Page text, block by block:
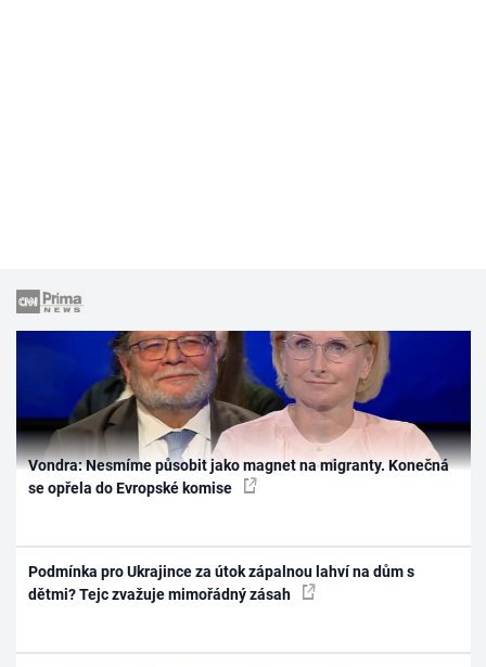
Vondra: Nesmíme působit jako magnet na migranty. Konečná
se opřela do Evropské komise
Podmínka pro Ukrajince za útok zápalnou lahví na dům s
dětmi? Tejc zvažuje mimořádný zásah